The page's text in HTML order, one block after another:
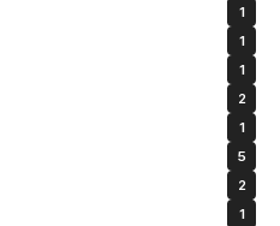
1
1
1
2
1
5
2
1